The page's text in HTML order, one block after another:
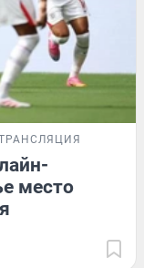
место